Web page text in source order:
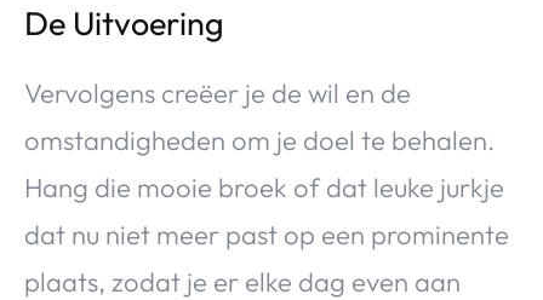
De Uitvoering
Vervolgens creëer je de wil en de
omstandigheden om je doel te behalen.
Hang die mooie broek of dat leuke jurkje
dat nu niet meer past op een prominente
plaats, zodat je er elke dag even aan